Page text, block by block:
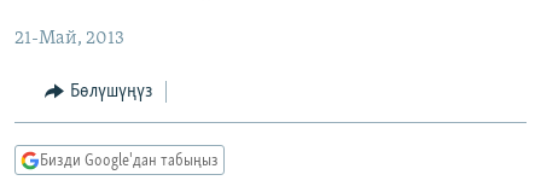
ЭКОНОМИКА
МАДАНИЯТ
БОРБОР АЗИЯ
АТАЙЫН ИЛИКТӨӨ
ТВ ПРОГРАММАЛАР
ЭКСПЕРТТЕР ТАЛДАЙТ
ӨЗГӨЧӨ ПИКИР
21-Май, 2013
Бөлүшүңүз
Бизди Google'дан табыңыз